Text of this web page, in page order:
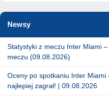
Newsy
Statystyki z meczu Inter Miami
meczu (09.08.2026)
Oceny po spotkaniu Inter
najlepiej zagrał! | 09.08.2026